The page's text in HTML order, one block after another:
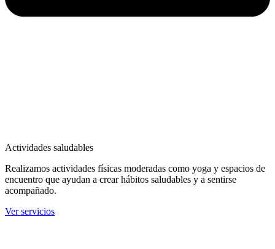
Actividades saludables
Realizamos actividades físicas moderadas como yoga y espacios de
encuentro que ayudan a crear hábitos saludables y a sentirse
acompañado.
Ver servicios